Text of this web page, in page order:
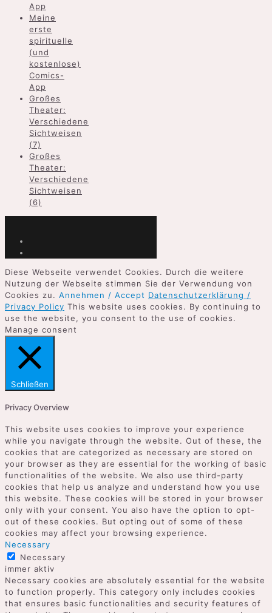
App
Meine
erste
spirituelle
(und
kostenlose)
Comics-
App
Großes
Theater:
Verschiedene
Sichtweisen
(7)
Großes
Theater:
Verschiedene
Sichtweisen
(6)
Diese Webseite verwendet Cookies. Durch die weitere
Nutzung der Webseite stimmen Sie der Verwendung von
Cookies zu. Annehmen / Accept Datenschutzerklärung /
Privacy Policy This website uses cookies. By continuing to
use the website, you consent to the use of cookies.
Manage consent
Schließen
Privacy Overview
This website uses cookies to improve your experience
while you navigate through the website. Out of these, the
cookies that are categorized as necessary are stored on
your browser as they are essential for the working of basic
functionalities of the website. We also use third-party
cookies that help us analyze and understand how you use
this website. These cookies will be stored in your browser
only with your consent. You also have the option to opt-
out of these cookies. But opting out of some of these
cookies may affect your browsing experience.
Necessary
Necessary
immer aktiv
Necessary cookies are absolutely essential for the website
to function properly. This category only includes cookies
that ensures basic functionalities and security features of